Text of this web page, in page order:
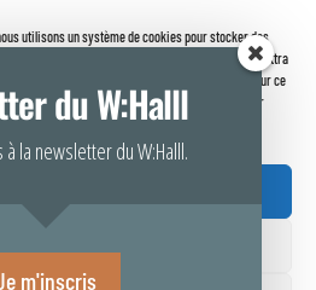
utilisons un système de cookies pour stocker des
Le fait de consentir à ces technologies nous permettra
de navigation ou les identifiants uniques sur ce
son consentement peut avoir un effet négatif sur
2025
du W:Halll
à la newsletter du W:Halll.
m'inscris